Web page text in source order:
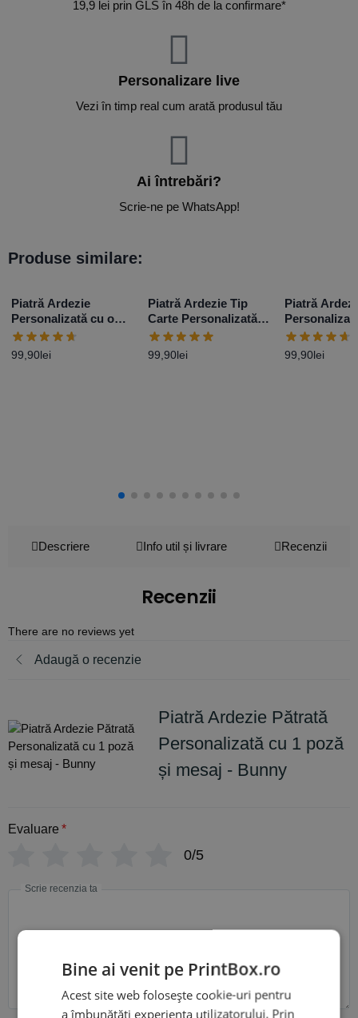
19,9 lei prin GLS în 48h de la confirmare*
Personalizare live
Vezi în timp real cum arată produsul tău
Ai întrebări?
Scrie-ne pe WhatsApp!
Produse similare:
Piatră Ardezie
Personalizată cu o
poză și mesaj –
Elegance
99,90lei
Piatră Ardezie Tip
Carte Personalizată
cu o poză și mesaj
99,90lei
Piatră
poze și
99,90lei
Descriere Info util și livrare Recenzii
Recenzii
There are no reviews yet
Adaugă o recenzie
Piatră Ardezie Pătrată
Personalizată cu 1 poză
și mesaj - Bunny
Evaluare *
0/5
Scrie recenzia ta
Bine ai venit pe PrintBox.ro
Acest site web folosește cookie-uri pentru
a îmbunătăți experiența utilizatorului. Prin